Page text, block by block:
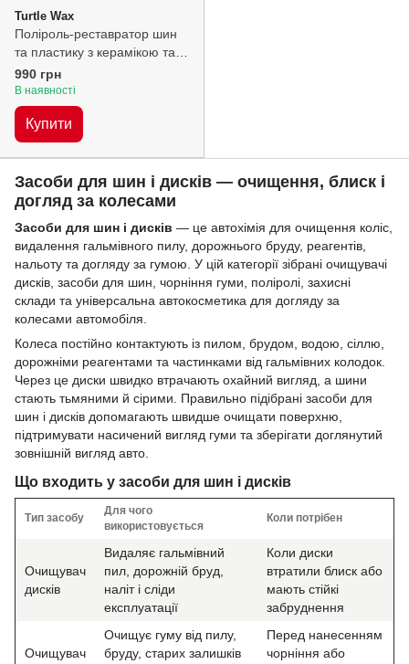
Turtle Wax
Поліроль-реставратор шин
та пластику з керамікою та
акрилом Turtle Wax HS TRIM
RESTORER 300 мл, 300мл
990 грн
В наявності
Купити
Засоби для шин і дисків — очищення, блиск і
догляд за колесами
Засоби для шин і дисків — це автохімія для очищення коліс,
видалення гальмівного пилу, дорожнього бруду, реагентів,
нальоту та догляду за гумою. У цій категорії зібрані очищувачі
дисків, засоби для шин, чорніння гуми, поліролі, захисні
склади та універсальна автокосметика для догляду за
колесами автомобіля.
Колеса постійно контактують із пилом, брудом, водою, сіллю,
дорожніми реагентами та частинками від гальмівних колодок.
Через це диски швидко втрачають охайний вигляд, а шини
стають тьмяними й сірими. Правильно підібрані засоби для
шин і дисків допомагають швидше очищати поверхню,
підтримувати насичений вигляд гуми та зберігати доглянутий
зовнішній вигляд авто.
Що входить у засоби для шин і дисків
Тип засобу
Для чого
використовується
Коли потрібен
Очищувач
дисків
Видаляє гальмівний
пил, дорожній бруд,
наліт і сліди
експлуатації
Коли диски
втратили блиск або
мають стійкі
забруднення
Очищувач
Очищує гуму від пилу,
бруду, старих залишків
Перед нанесенням
чорніння або